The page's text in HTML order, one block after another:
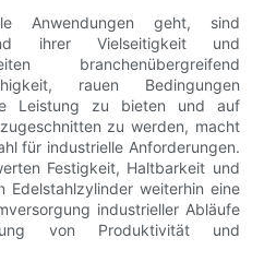
Anwendungen geht, sind
ihrer Vielseitigkeit und
branchenübergreifend
rauen Bedingungen
Leistung zu bieten und auf
zu werden, macht
für industrielle Anforderungen.
Festigkeit, Haltbarkeit und
Edelstahlzylinder weiterhin eine
industrieller Abläufe
von Produktivität und